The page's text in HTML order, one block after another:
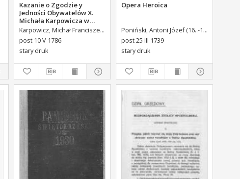
Portalupi, Antoni Maria (1713-1791) Tł.
Brühl, Heinrich von (1700-1763)Adr. ded.
Kazanie o Zgodzie y
Jedności Obywatelów X.
Michała Karpowicza w
Uroczystosc Imienin [...]
Stanisława Augusta Krola
Miane [...].
Karpowicz, Michał Franciszek (1744-1803)
post 10 V 1786
stary druk
Opera Heroica
Poniński, Antoni Józef (16..-1742).
post 25 III 1739
stary druk